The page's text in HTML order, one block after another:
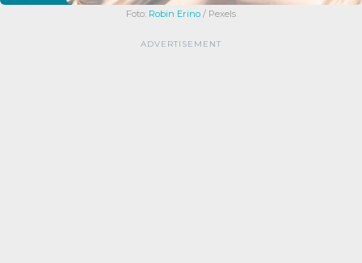
Foto: Robin Erino / Pexels